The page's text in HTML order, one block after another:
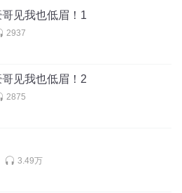
见我也低眉！1
2937
见我也低眉！2
2875
3.49万